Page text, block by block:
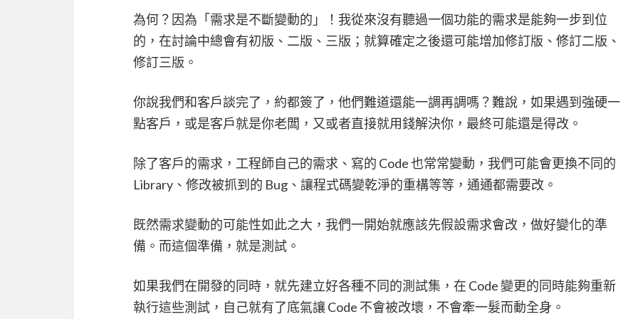
為何？因為「需求是不斷變動的」！我從來沒有聽過一個功能的需求是能夠一步到位
的，在討論中總會有初版、二版、三版；就算確定之後還可能增加修訂版、修訂二版、
修訂三版。
你說我們和客戶談完了，約都簽了，他們難道還能一調再調嗎？難說，如果遇到強硬一
點客戶，或是客戶就是你老闆，又或者直接就用錢解決你，最終可能還是得改。
除了客戶的需求，工程師自己的需求、寫的 Code 也常常變動，我們可能會更換不同的
Library、修改被抓到的 Bug、讓程式碼變乾淨的重構等等，通通都需要改。
既然需求變動的可能性如此之大，我們一開始就應該先假設需求會改，做好變化的準
備。而這個準備，就是測試。
如果我們在開發的同時，就先建立好各種不同的測試集，在 Code 變更的同時能夠重新
執行這些測試，自己就有了底氣讓 Code 不會被改壞，不會牽一髮而動全身。